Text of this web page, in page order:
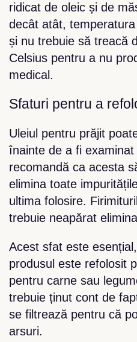
ridicat de oleic și de
decât atât,
și nu trebuie să treacă
Celsius pentru a nu
medical.
Sfaturi pentru a
Uleiul pentru prăjit
înainte de a fi
recomandă ca acesta
elimina toate
ultima folosire.
trebuie neapărat
Acest sfat este
produsul este refolosit
pentru carne sau
trebuie ținut cont de
se filtrează pentru că
arsuri.